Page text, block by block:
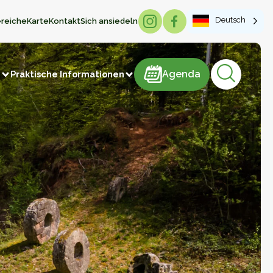
KarteKontaktSich ansiedeln Deutsch
Gedenkstättentourismus
Die Schlösser
Praktische Informationen Agenda
Agenda